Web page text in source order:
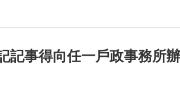
記事得向任一戶政事務所